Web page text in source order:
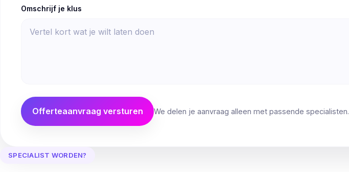
Omschrijf je klus
Offerteaanvraag versturen We delen je aanvraag alleen met passende specialisten.
SPECIALIST WORDEN?